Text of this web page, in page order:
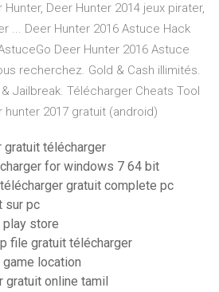
Deer Hunter 2014 jeux pirater,
... Deer Hunter 2016 Astuce Hack
Deer Hunter 2016 Astuce
recherchez. Gold & Cash illimités.
Jailbreak. Télécharger Cheats Tool
2017 gratuit (android)
gratuit télécharger
for windows 7 64 bit
gratuit complete pc
sur pc
play store
file gratuit télécharger
location
online tamil